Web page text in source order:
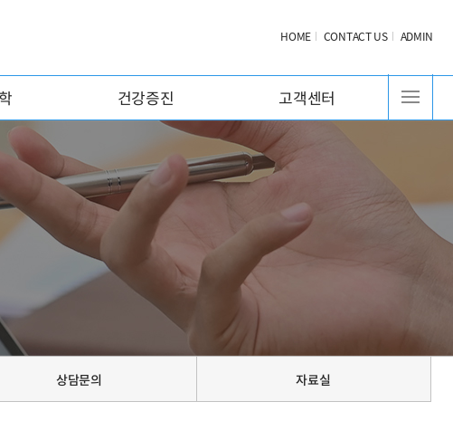
HOME CONTACT US ADMIN
건강증진 고객센터
상담문의 자료실